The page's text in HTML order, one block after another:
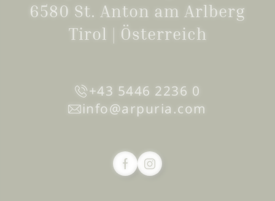
6580 St. Anton am Arlberg
Tirol | Österreich
+43 5446 2236 0
info@arpuria.com